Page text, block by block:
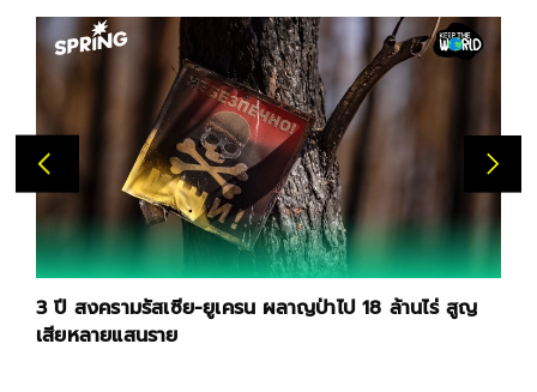
3 ปี สงครามรัสเซีย-ยูเครน ผลาญป่าไป 18 ล้านไร่ สูญ
เสียหลายแสนราย